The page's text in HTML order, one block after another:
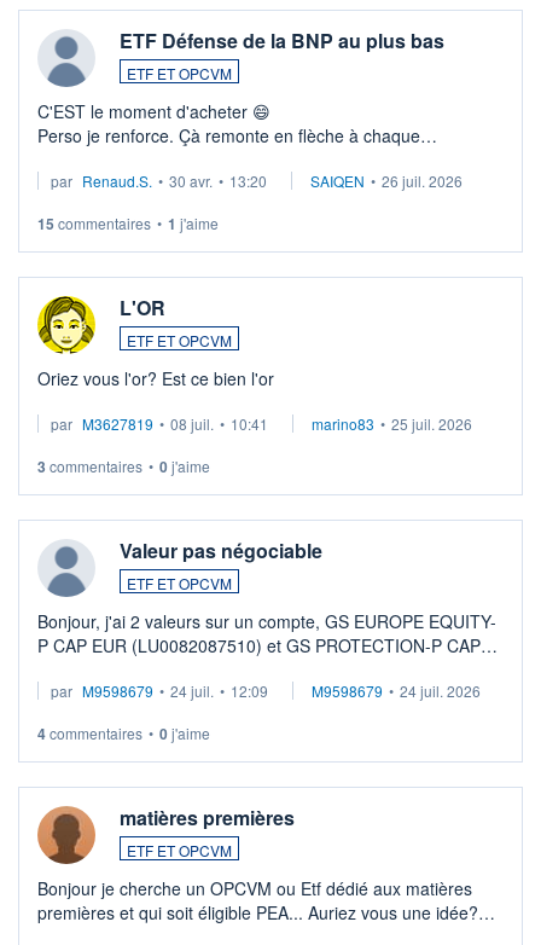
ETF Défense de la BNP au plus bas
ETF ET OPCVM
C'EST le moment d'acheter 😄​
Perso je renforce. Çà remonte en flèche à chaque
Investissement long terme tip top pour sa retraite.
par Renaud.S. • 30 avr. • 13:20 SAIQEN • 26 juil. 2026
15 commentaires • 1 j'aime
L'OR
ETF ET OPCVM
Oriez vous l'or? Est ce bien l'or
par M3627819 • 08 juil. • 10:41 marino83 • 25 juil. 2026
3 commentaires • 0j'aime
Valeur pas négociable
ETF ET OPCVM
Bonjour, j'ai 2 valeurs sur un compte, GS EUROPE EQUITY-
P CAP EUR (LU0082087510) et GS PROTECTION-P CAP
veux procéder à la vente, on me signale ...
par M9598679 • 24 juil. • 12:09 M9598679 • 24 juil. 2026
4commentaires • 0j'aime
matières premières
ETF ET OPCVM
Bonjour je cherche un OPCVM ou Etf dédié aux matières
premières et qui soit éligible PEA... Auriez vous une idée?